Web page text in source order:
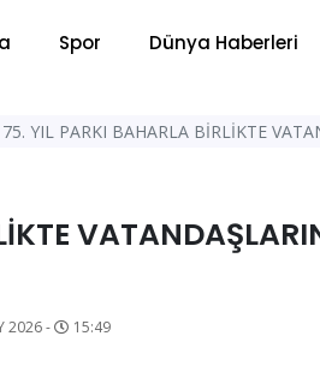
Spor Dünya Haberleri
75. YIL PARKI BAHARLA BİRLİKTE
2026 - 15:49